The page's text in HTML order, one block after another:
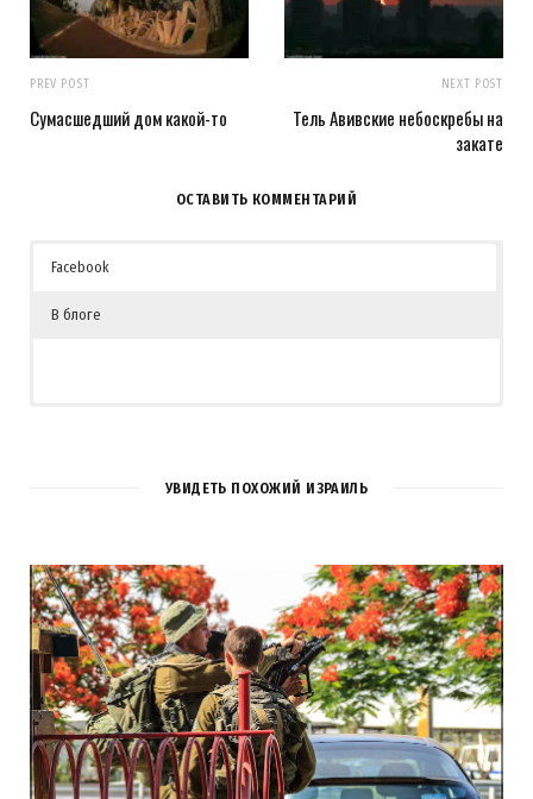
PREV POST
Сумасшедший дом какой-то
NEXT POST
Тель Авивские небоскребы на
закате
ОСТАВИТЬ КОММЕНТАРИЙ
Facebook
В блоге
УВИДЕТЬ ПОХОЖИЙ ИЗРАИЛЬ